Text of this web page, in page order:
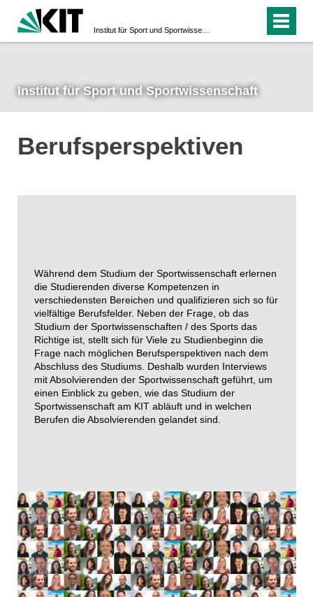
Institut für Sport und Sportwissenschaft
Berufsperspektiven
Während dem Studium der Sportwissenschaft erlernen
die Studierenden diverse Kompetenzen in
verschiedensten Bereichen und qualifizieren sich so für
vielfältige Berufsfelder. Neben der Frage, ob das
Studium der Sportwissenschaften / des Sports das
Richtige ist, stellt sich für Viele zu Studienbeginn die
Frage nach möglichen Berufsperspektiven nach dem
Abschluss des Studiums. Deshalb wurden Interviews
mit Absolvierenden der Sportwissenschaft geführt, um
einen Einblick zu geben, wie das Studium der
Sportwissenschaft am KIT abläuft und in welchen
Berufen die Absolvierenden gelandet sind.